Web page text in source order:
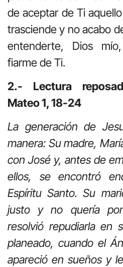
de aceptar de Ti
trasciende y no acabo
entenderte, Dios
fiarme de Ti.
2.- Lectura
Mateo 1, 18-24
La generación de
manera: Su madre,
con José y, antes de
ellos, se encontró
Espíritu Santo. Su
justo y no quería
resolvió repudiarla en
planeado, cuando el
apareció en sueños y